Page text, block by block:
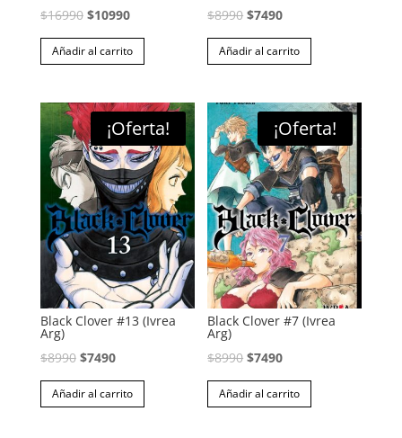
$16990 El
precio
original
$16990.
$10990El
precio
actual
$10990.
Añadir al carrito
$8990 El
precio
original
$8990.
$7490El
precio
actual
$7490.
Añadir al carrito
¡Oferta!
Black Clover #13 (Ivrea
Arg)
$8990 El
precio
original
$7490El
precio
actual
Añadir al carrito
¡Oferta!
Black Clover #7 (Ivrea
Arg)
$8990 El
precio
original
$7490El
precio
actual
Añadir al carrito